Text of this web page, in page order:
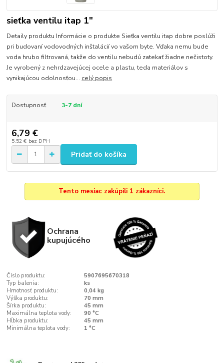
sieťka ventilu itap 1"
Detaily produktu Informácie o produkte Sieťka ventilu itap dobre poslúži
pri budovaní vodovodných inštalácií vo vašom byte. Vďaka nemu bude
voda hrubo filtrovaná, takže do ventilu nebudú zatekať žiadne nečistoty.
Je vyrobený z nehrdzavejúcej ocele a plastu, teda materiálov s
vynikajúcou odolnosťou... celý popis
Dostupnosť 3-7 dní
6,79 €
5,52 € bez DPH
Pridať do košíka
Tento mesiac zakúpili 1 zákazníci.
Ochrana
kupujúcého
Číslo produktu:
5907695670318
Typ balenia:
ks
Hmotnosť produktu:
0,04 kg
Výška produktu:
70 mm
Šírka produktu:
45 mm
Maximálna teplota vody:
90 °C
Hĺbka produktu:
45 mm
Minimálna teplota vody:
1 °C